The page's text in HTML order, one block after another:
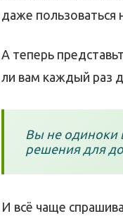
даже пользоваться
А теперь
ли вам каждый раз
Вы не одиноки
решения для
И всё чаще